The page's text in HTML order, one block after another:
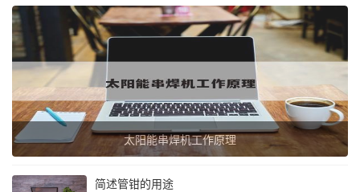
太阳能串焊机工作原理
简述管钳的用途